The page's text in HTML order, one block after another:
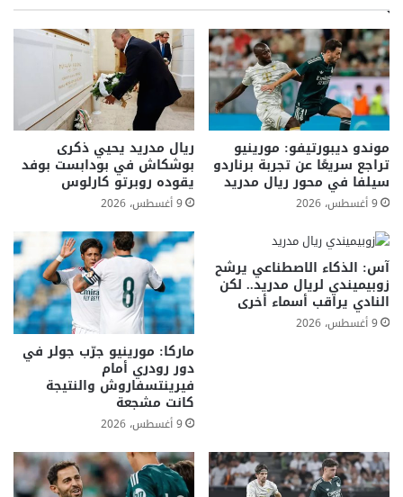
موندو ديبورتيفو: مورينيو
تراجع سريعًا عن تجربة برناردو
سيلفا في محور ريال مدريد
9 أغسطس، 2026
ريال مدريد يحيي ذكرى
بوشكاش في بودابست بوفد
يقوده روبرتو كارلوس
9 أغسطس، 2026
آس: الذكاء الاصطناعي يرشح
زوبيميندي لريال مدريد.. لكن
النادي يراقب أسماء أخرى
9 أغسطس، 2026
ماركا: مورينيو جرّب جولر في
دور رودري أمام
فيرينتسفاروش والنتيجة
كانت مشجعة
9 أغسطس، 2026